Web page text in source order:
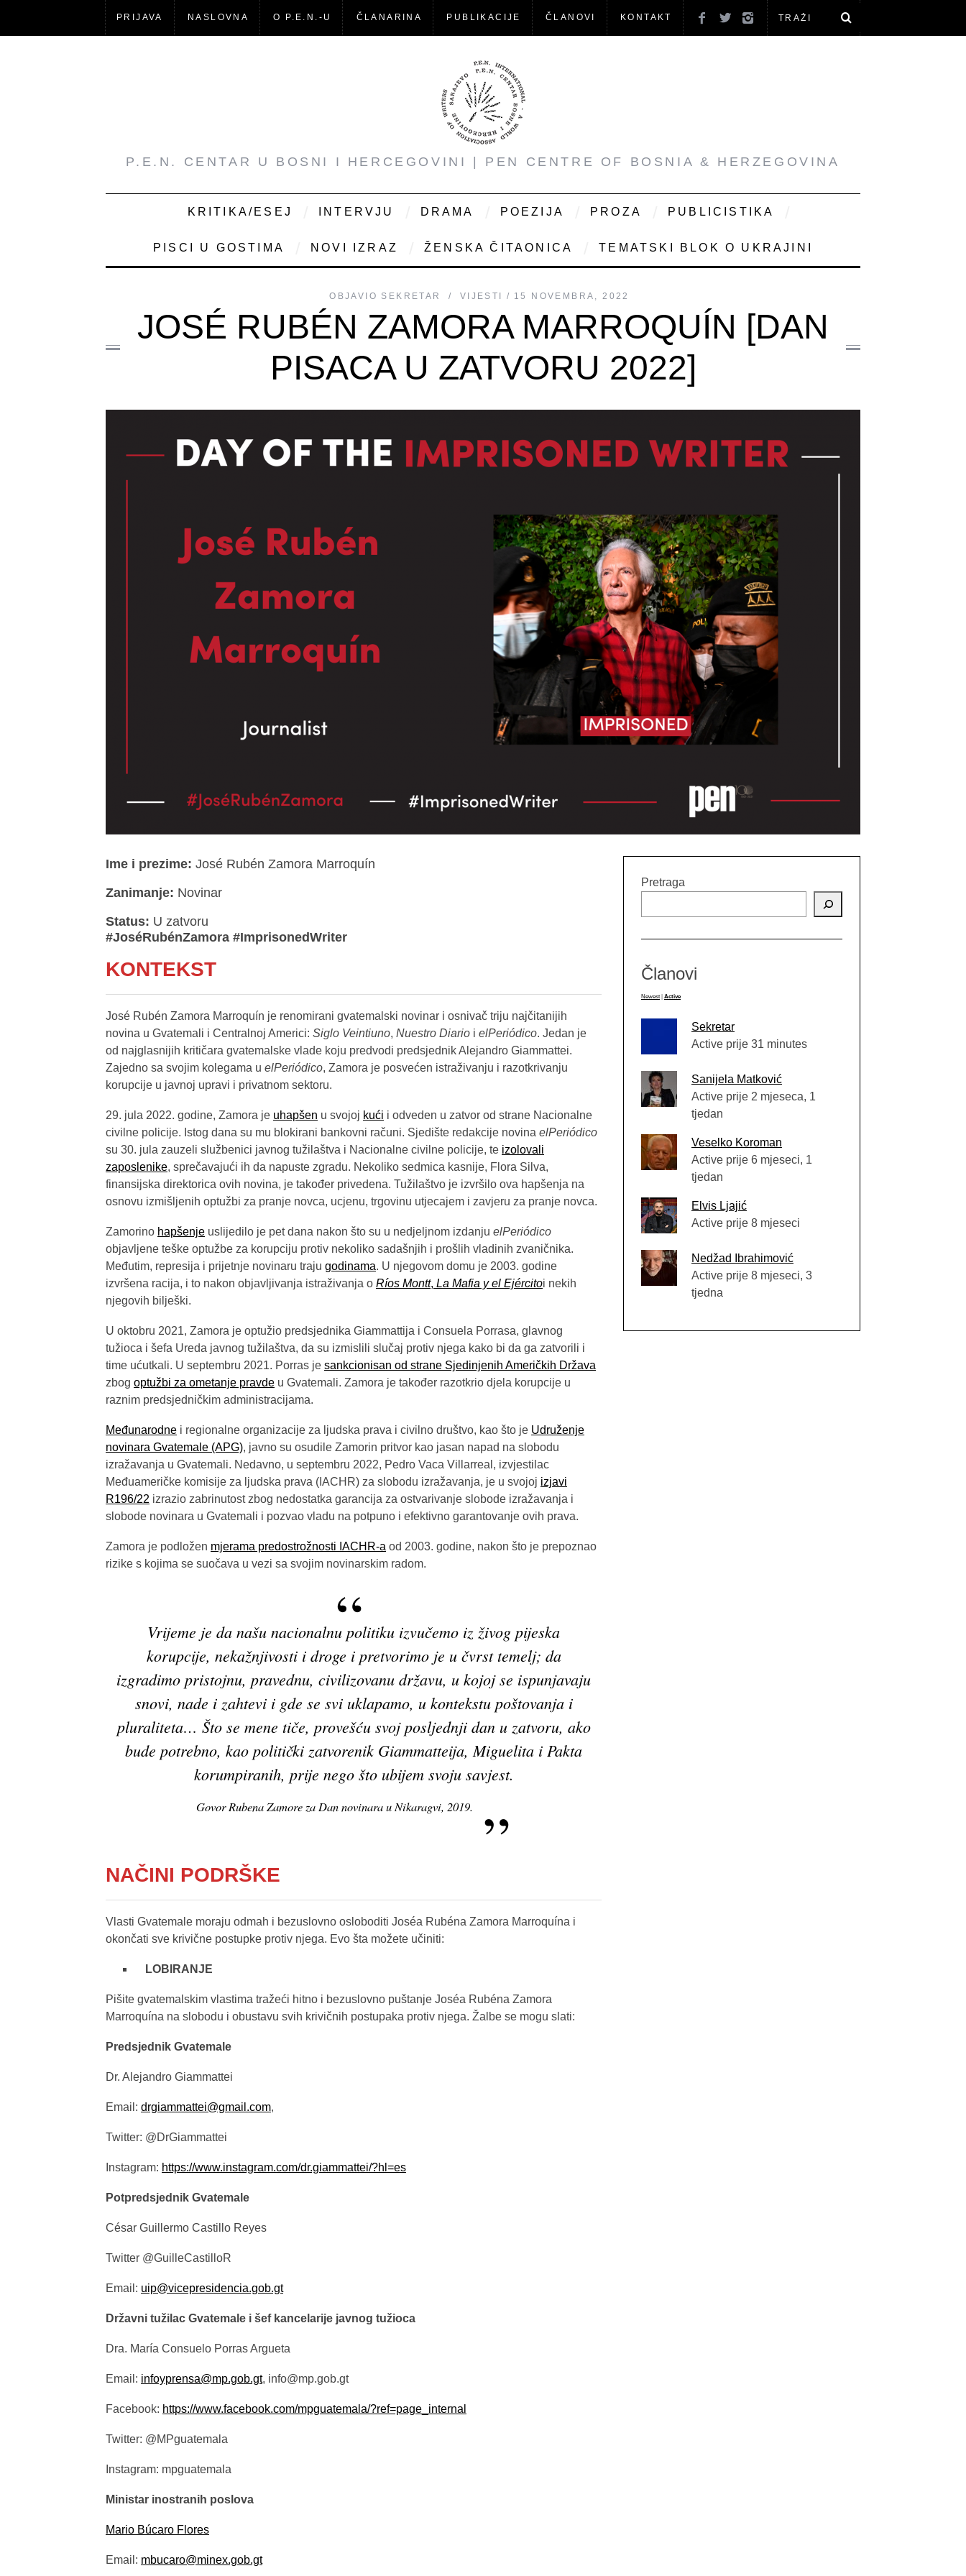
PRIJAVA NASLOVNA O P.E.N.-U ČLANARINA PUBLIKACIJE ČLANOVI KONTAKT
P.E.N. CENTAR U BOSNI I HERCEGOVINI | PEN CENTRE OF BOSNIA & HERZEGOVINA
KRITIKA/ESEJ INTERVJU DRAMA POEZIJA PROZA PUBLICISTIKA
PISCI U GOSTIMA NOVI IZRAZ ŽENSKA ČITAONICA TEMATSKI BLOK O UKRAJINI
OBJAVIO SEKRETAR VIJESTI 15 NOVEMBRA, 2022
JOSÉ RUBÉN ZAMORA MARROQUÍN [DAN
PISACA U ZATVORU 2022]
Ime i prezime: José Rubén Zamora Marroquín
Zanimanje: Novinar
Status: U zatvoru
#JoséRubénZamora #ImprisonedWriter
KONTEKST
José Rubén Zamora Marroquín je renomirani gvatemalski novinar i osnivač triju najčitanijih
novina u Gvatemali i Centralnoj Americi: Siglo Veintiuno, Nuestro Diario i elPeriódico. Jedan je
od najglasnijih kritičara gvatemalske vlade koju predvodi predsjednik Alejandro Giammattei.
Zajedno sa svojim kolegama u elPeriódico, Zamora je posvećen istraživanju i razotkrivanju
korupcije u javnoj upravi i privatnom sektoru.
29. jula 2022. godine, Zamora je uhapšen u svojoj kući i odveden u zatvor od strane Nacionalne
civilne policije. Istog dana su mu blokirani bankovni računi. Sjedište redakcije novina elPeriódico
su 30. jula zauzeli službenici javnog tužilaštva i Nacionalne civilne policije, te izolovali
zaposlenike, sprečavajući ih da napuste zgradu. Nekoliko sedmica kasnije, Flora Silva,
finansijska direktorica ovih novina, je također privedena. Tužilaštvo je izvršilo ova hapšenja na
osnovu izmišljenih optužbi za pranje novca, ucjenu, trgovinu utjecajem i zavjeru za pranje novca.
Zamorino hapšenje uslijedilo je pet dana nakon što su u nedjeljnom izdanju elPeriódico
objavljene teške optužbe za korupciju protiv nekoliko sadašnjih i prošlih vladinih zvaničnika.
Međutim, represija i prijetnje novinaru traju godinama. U njegovom domu je 2003. godine
izvršena racija, i to nakon objavljivanja istraživanja o Ríos Montt, La Mafia y el Ejércitoi nekih
njegovih bilješki.
U oktobru 2021, Zamora je optužio predsjednika Giammattija i Consuela Porrasa, glavnog
tužioca i šefa Ureda javnog tužilaštva, da su izmislili slučaj protiv njega kako bi da ga zatvorili i
time ućutkali. U septembru 2021. Porras je sankcionisan od strane Sjedinjenih Američkih Država
zbog optužbi za ometanje pravde u Gvatemali. Zamora je također razotkrio djela korupcije u
raznim predsjedničkim administracijama.
Međunarodne i regionalne organizacije za ljudska prava i civilno društvo, kao što je Udruženje
novinara Gvatemale (APG), javno su osudile Zamorin pritvor kao jasan napad na slobodu
izražavanja u Gvatemali. Nedavno, u septembru 2022, Pedro Vaca Villarreal, izvjestilac
Međuameričke komisije za ljudska prava (IACHR) za slobodu izražavanja, je u svojoj izjavi
R196/22 izrazio zabrinutost zbog nedostatka garancija za ostvarivanje slobode izražavanja i
slobode novinara u Gvatemali i pozvao vladu na potpuno i efektivno garantovanje ovih prava.
Zamora je podložen mjerama predostrožnosti IACHR-a od 2003. godine, nakon što je prepoznao
rizike s kojima se suočava u vezi sa svojim novinarskim radom.
Vrijeme je da našu nacionalnu politiku izvučemo iz živog pijeska
korupcije, nekažnjivosti i droge i pretvorimo je u čvrst temelj; da
izgradimo pristojnu, pravednu, civilizovanu državu, u kojoj se ispunjavaju
snovi, nade i zahtevi i gde se svi uklapamo, u kontekstu poštovanja i
pluraliteta… Što se mene tiče, provešću svoj posljednji dan u zatvoru, ako
bude potrebno, kao politički zatvorenik Giammatteija, Miguelita i Pakta
korumpiranih, prije nego što ubijem svoju savjest.
Govor Rubena Zamore za Dan novinara u Nikaragvi, 2019.
NAČINI PODRŠKE
Vlasti Gvatemale moraju odmah i bezuslovno osloboditi Joséa Rubéna Zamora Marroquína i
okončati sve krivične postupke protiv njega. Evo šta možete učiniti:
LOBIRANJE
Pišite gvatemalskim vlastima tražeći hitno i bezuslovno puštanje Joséa Rubéna Zamora
Marroquína na slobodu i obustavu svih krivičnih postupaka protiv njega. Žalbe se mogu slati:
Predsjednik Gvatemale
Dr. Alejandro Giammattei
Email: drgiammattei@gmail.com,
Twitter: @DrGiammattei
Instagram: https://www.instagram.com/dr.giammattei/?hl=es
Potpredsjednik Gvatemale
César Guillermo Castillo Reyes
Twitter @GuilleCastilloR
Email: uip@vicepresidencia.gob.gt
Državni tužilac Gvatemale i šef kancelarije javnog tužioca
Dra. María Consuelo Porras Argueta
Email: infoyprensa@mp.gob.gt, info@mp.gob.gt
Facebook: https://www.facebook.com/mpguatemala/?ref=page_internal
Twitter: @MPguatemala
Instagram: mpguatemala
Ministar inostranih poslova
Mario Búcaro Flores
Email: mbucaro@minex.gob.gt
Pretraga
Članovi
Newest Active
Sekretar
Active prije 31 minutes
Sanijela Matković
Active prije 2 mjeseca, 1
tjedan
Veselko Koroman
Active prije 6 mjeseci, 1
tjedan
Elvis Ljajić
Active prije 8 mjeseci
Nedžad Ibrahimović
Active prije 8 mjeseci, 3
tjedna